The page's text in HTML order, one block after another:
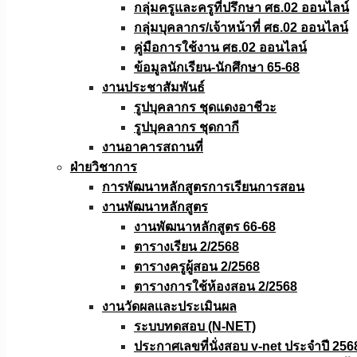
กลุ่มครูและครูที่ปรึกษา ศธ.02 ออนไลน์
กลุ่มบุคลากร/เจ้าหน้าที่ ศธ.02 ออนไลน์
คู่มือการใช้งาน ศธ.02 ออนไลน์
ข้อมูลนักเรียน-นักศึกษา 65-68
งานประชาสัมพันธ์
รูปบุคลากร ชุดแดงอาชีวะ
รูปบุคลากร ชุดกากี
งานอาคารสถานที่
ฝ่ายวิชาการ
การพัฒนาหลักสูตรการเรียนการสอน
งานพัฒนาหลักสูตร
งานพัฒนาหลักสูตร 66-68
ตารางเรียน 2/2568
ตารางครูผู้สอน 2/2568
ตารางการใช้ห้องสอน 2/2568
งานวัดผลเเละประเมินผล
ระบบทดสอบ (N-NET)
ประกาศเลขที่นั่งสอบ v-net ประจำปี